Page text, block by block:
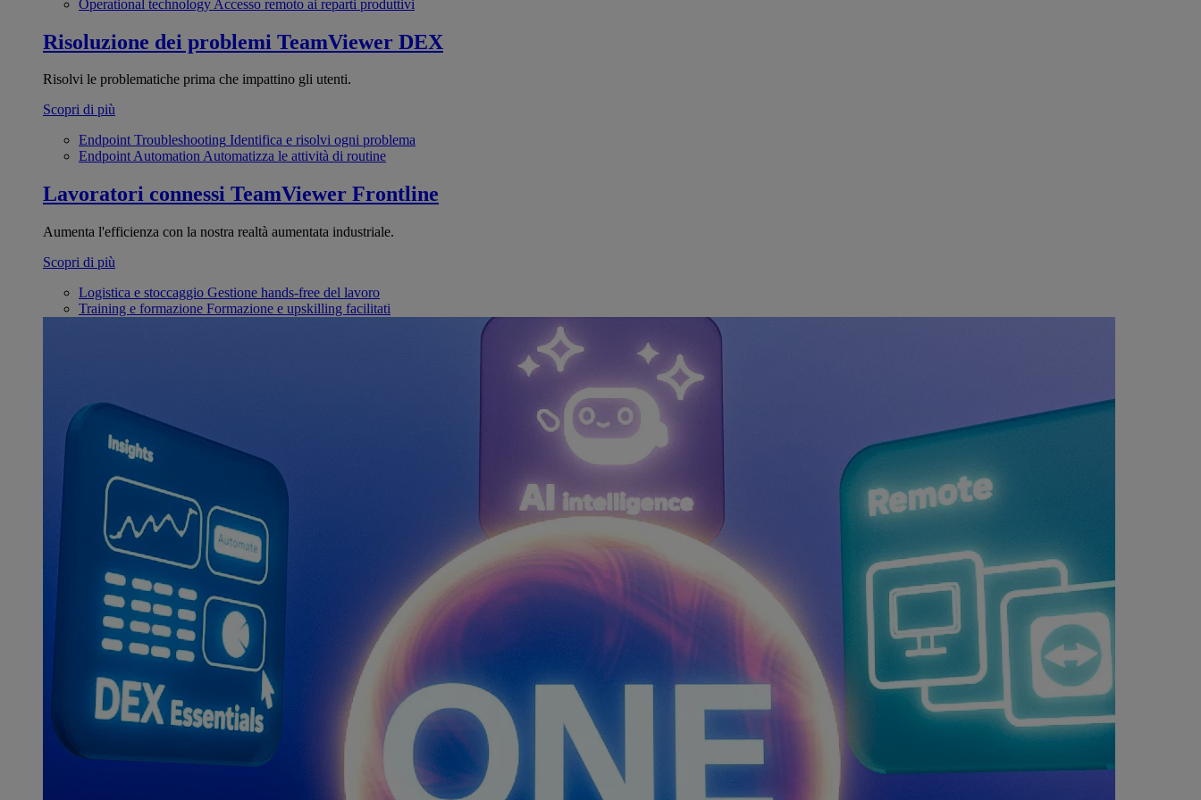
Operational technology Accesso remoto ai reparti produttivi
Risoluzione dei problemi TeamViewer DEX
Risolvi le problematiche prima che impattino gli utenti.
Scopri di più
Endpoint Troubleshooting Identifica e risolvi ogni problema
Endpoint AutomationAutomatizza le attività di routine
Lavoratori connessi TeamViewer Frontline
Aumenta l'efficienza con la nostra realtà aumentata industriale.
Scopri di più
Logistica e stoccaggio Gestione hands-free del lavoro
Training e formazione Formazione e upskilling facilitati